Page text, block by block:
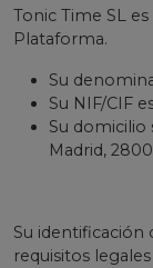
Tonic Time SL
Plataforma.
Su
Su NIF/CIF
Su domicilio
Madrid,
Su
requisitos